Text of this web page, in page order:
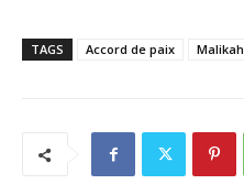
TAGS Accord de paix